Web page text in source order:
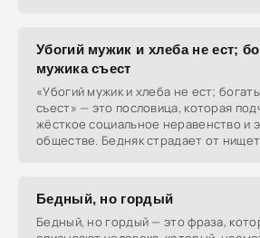
Убогий мужик и хлеба не ест;
мужика съест
«Убогий мужик и хлеба не ест;
съест» — это пословица, которая
жёсткое социальное неравенство и
обществе. Бедняк страдает от
Бедный, но гордый
Бедный, но гордый — это фраза,